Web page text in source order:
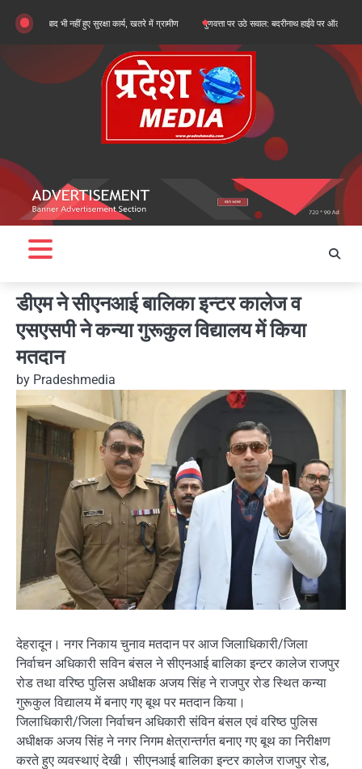
content
भी नहीं हुए सुरक्षा कार्य, खतरे में ग्रामीण गुणवत्ता पर उठे सवाल: बदरीनाथ हाईवे पर ऑल वेदर रोड के
डीएम ने सीएनआई बालिका इन्टर कालेज व
एसएसपी ने कन्या गुरूकुल विद्यालय में किया
मतदान
by Pradeshmedia
देहरादून। नगर निकाय चुनाव मतदान पर आज जिलाधिकारी/जिला
निर्वाचन अधिकारी सविन बंसल ने सीएनआई बालिका इन्टर कालेज राजपुर
रोड तथा वरिष्ठ पुलिस अधीक्षक अजय सिंह ने राजपुर रोड स्थित कन्या
गुरूकुल विद्यालय में बनाए गए बूथ पर मतदान किया।
जिलाधिकारी/जिला निर्वाचन अधिकारी संविन बंसल एवं वरिष्ठ पुलिस
अधीक्षक अजय सिंह ने नगर निगम क्षेत्रान्तर्गत बनाए गए बूथ का निरीक्षण
करते हुए व्यवस्थाएं देखी। सीएनआई बालिका इन्टर कालेज राजपुर रोड,